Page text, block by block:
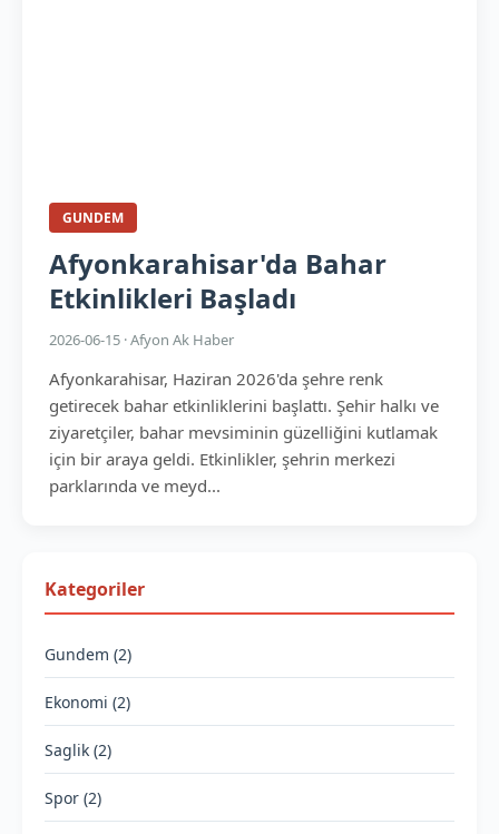
GUNDEM
Afyonkarahisar'da Bahar
Etkinlikleri Başladı
2026-06-15 · Afyon Ak Haber
Afyonkarahisar, Haziran 2026'da şehre renk
getirecek bahar etkinliklerini başlattı. Şehir halkı ve
ziyaretçiler, bahar mevsiminin güzelliğini kutlamak
için bir araya geldi. Etkinlikler, şehrin merkezi
parklarında ve meyd...
Kategoriler
Gundem (2)
Ekonomi (2)
Saglik (2)
Spor (2)